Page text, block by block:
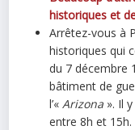
historiques et
Arrêtez-vous à
historiques qui
du 7 décembre
bâtiment de
l’«Arizona ». Il
entre 8h et